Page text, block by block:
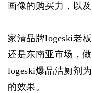
画像的购买力，以
家清品牌logeski老
还是东南亚市场，
logeski爆品洁厕剂
的效果。